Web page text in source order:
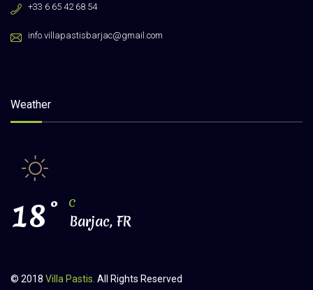
+33 6 65 42 68 54
info.villapastisbarjac@gmail.com
Weather
18 ° C
Barjac, FR
© 2018 Villa Pastis. All Rights Reserved